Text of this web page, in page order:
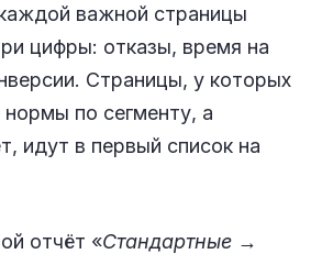
важной страницы
цифры: отказы, время на
Страницы, у которых
по сегменту, а
идут в первый список на
отчёт «Стандартные →